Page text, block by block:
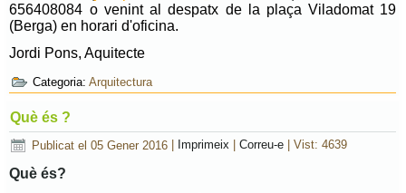
656408084 o venint al despatx de la plaça Viladomat 19
(Berga) en horari d'oficina.
Jordi Pons, Aquitecte
Categoria:Arquitectura
Què és ?
Publicat el 05 Gener 2016 Imprimeix |Correu-e |Vist: 4639
Què és?